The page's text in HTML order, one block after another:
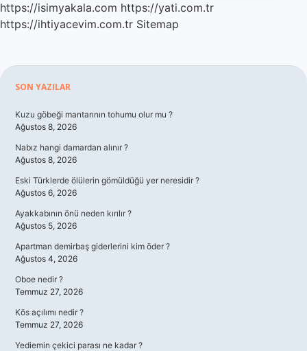
https://isimyakala.com https://yati.com.tr
https://ihtiyacevim.com.tr Sitemap
Sidebar
SON YAZILAR
Kuzu göbeği mantarının tohumu olur mu ?
Ağustos 8, 2026
Nabız hangi damardan alınır ?
Ağustos 8, 2026
Eski Türklerde ölülerin gömüldüğü yer neresidir ?
Ağustos 6, 2026
Ayakkabının önü neden kırılır ?
Ağustos 5, 2026
Apartman demirbaş giderlerini kim öder ?
Ağustos 4, 2026
Oboe nedir ?
Temmuz 27, 2026
Kös açılımı nedir ?
Temmuz 27, 2026
Yediemin çekici parası ne kadar ?